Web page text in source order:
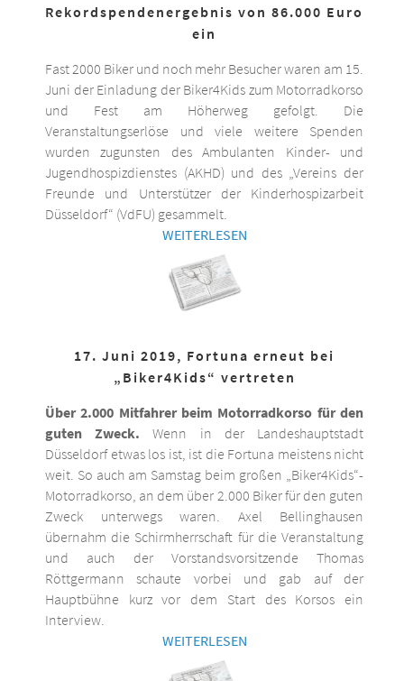
Rekordspendenergebnis von 86.000 Euro
ein
Fast 2000 Biker und noch mehr Besucher waren am 15.
Juni der Einladung der Biker4Kids zum Motorradkorso
und Fest am Höherweg gefolgt. Die
Veranstaltungserlöse und viele weitere Spenden
wurden zugunsten des Ambulanten Kinder- und
Jugendhospizdienstes (AKHD) und des „Vereins der
Freunde und Unterstützer der Kinderhospizarbeit
Düsseldorf“ (VdFU) gesammelt.
WEITERLESEN
17. Juni 2019, Fortuna erneut bei
„Biker4Kids“ vertreten
Über 2.000 Mitfahrer beim Motorradkorso für den
guten Zweck. Wenn in der Landeshauptstadt
Düsseldorf etwas los ist, ist die Fortuna meistens nicht
weit. So auch am Samstag beim großen „Biker4Kids“-
Motorradkorso, an dem über 2.000 Biker für den guten
Zweck unterwegs waren. Axel Bellinghausen
übernahm die Schirmherrschaft für die Veranstaltung
und auch der Vorstandsvorsitzende Thomas
Röttgermann schaute vorbei und gab auf der
Hauptbühne kurz vor dem Start des Korsos ein
Interview.
WEITERLESEN